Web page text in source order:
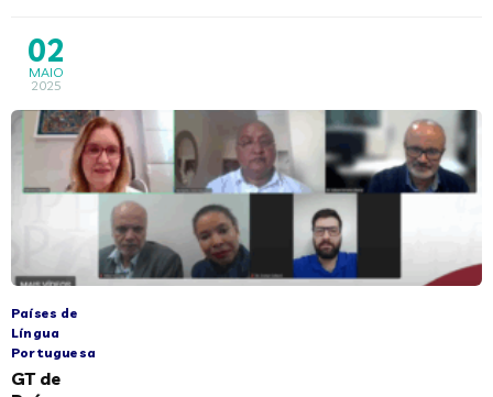
02
MAIO
2025
Países de
Língua
Portuguesa
GT de